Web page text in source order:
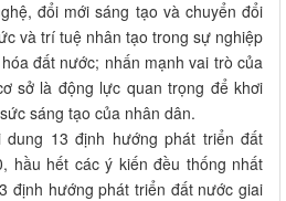
đổi mới sáng tạo và chuyển đổi
và trí tuệ nhân tạo trong sự nghiệp
đất nước; nhấn mạnh vai trò của
sở là động lực quan trọng để khơi
sáng tạo của nhân dân.
13 định hướng phát triển đất
hầu hết các ý kiến đều thống nhất
định hướng phát triển đất nước giai